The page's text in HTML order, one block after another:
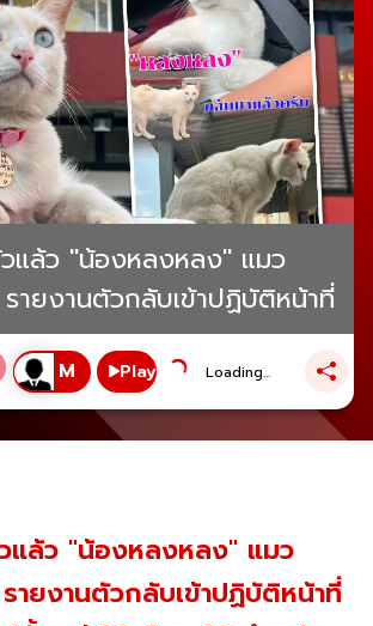
แล้ว "น้องหลงหลง" แมว
รายงานตัวกลับเข้าปฏิบัติหน้าที่
Play Loading...
แล้ว "น้องหลงหลง" แมว
รายงานตัวกลับเข้าปฏิบัติหน้าที่